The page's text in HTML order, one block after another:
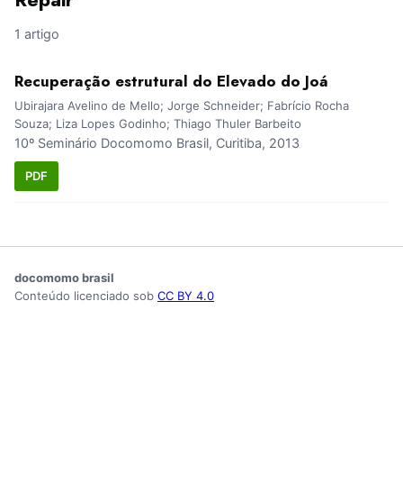
1 artigo
Recuperação estrutural do Elevado do Joá
Ubirajara Avelino de Mello; Jorge Schneider; Fabrício Rocha
Souza; Liza Lopes Godinho; Thiago Thuler Barbeito
10º Seminário Docomomo Brasil, Curitiba, 2013
PDF
docomomo brasil
Conteúdo licenciado sob CC BY 4.0